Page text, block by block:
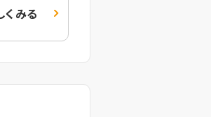
くみる